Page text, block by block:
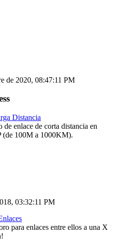
de 2020, 08:47:11 PM
Distancia
enlace de corta distancia en
(de 100M a 1000KM).
03:32:11 PM
para enlaces entre ellos a una X